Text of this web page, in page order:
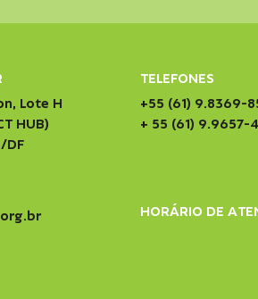
Lote H
HUB)
DF
TELEFONES
+55 (61) 9.8369-
+ 55 (61) 9.9657-
HORÁRIO DE